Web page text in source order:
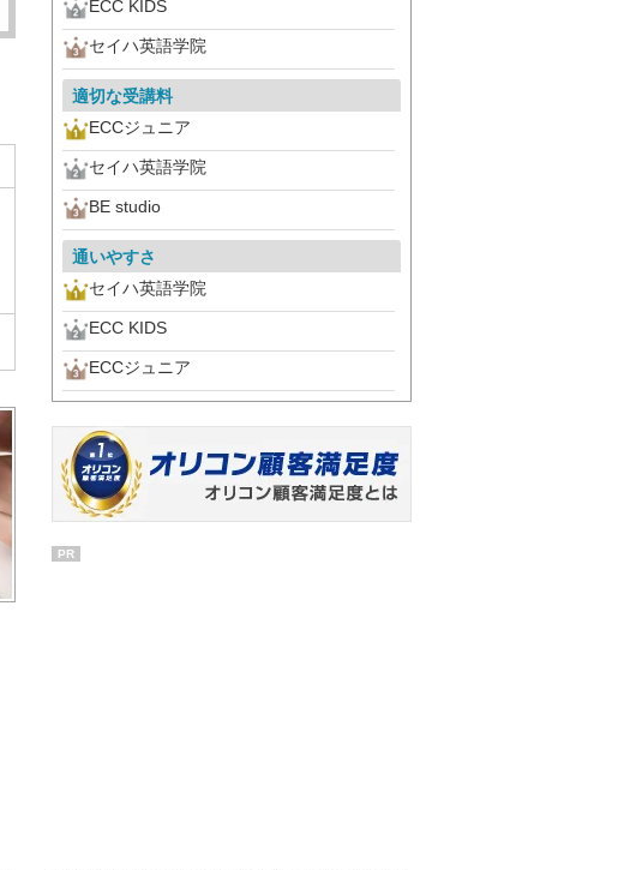
ECC KIDS
セイハ英語学院
適切な受講料
ECCジュニア
セイハ英語学院
BE studio
通いやすさ
セイハ英語学院
ECC KIDS
ECCジュニア
PR